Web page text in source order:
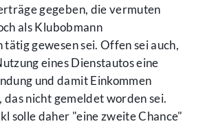
gegeben, die vermuten
als Klubobmann
gewesen sei. Offen sei auch,
eines Dienstautos eine
und damit Einkommen
nicht gemeldet worden sei.
solle daher "eine zweite Chance"